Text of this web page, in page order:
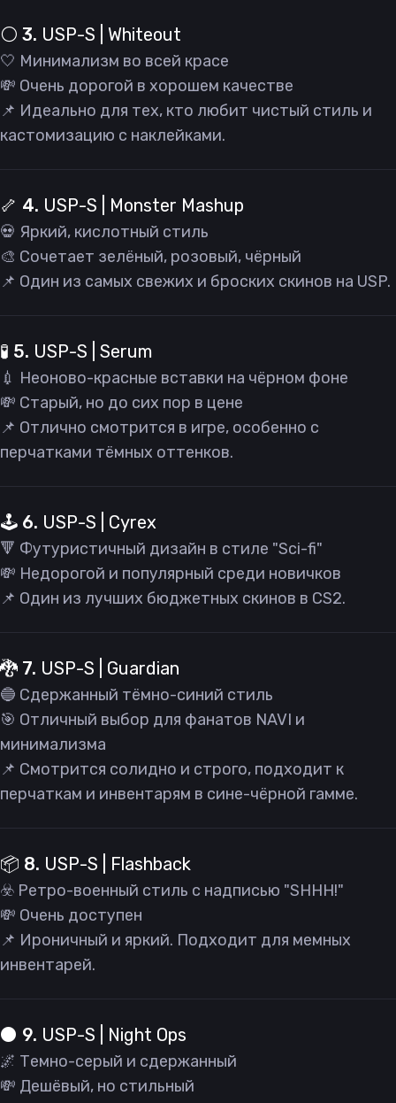
⚪️ 3. USP-S | Whiteout
🤍 Минимализм во всей красе
💸 Очень дорогой в хорошем качестве
📌 Идеально для тех, кто любит чистый стиль и
кастомизацию с наклейками.
🦴 4. USP-S | Monster Mashup
💀 Яркий, кислотный стиль
🎨 Сочетает зелёный, розовый, чёрный
📌 Один из самых свежих и броских скинов на USP.
🧪 5. USP-S | Serum
💉 Неоново-красные вставки на чёрном фоне
💸 Старый, но до сих пор в цене
📌 Отлично смотрится в игре, особенно с
перчатками тёмных оттенков.
🕹 6. USP-S | Cyrex
🔻 Футуристичный дизайн в стиле "Sci-fi"
💸 Недорогой и популярный среди новичков
📌 Один из лучших бюджетных скинов в CS2.
🐉 7. USP-S | Guardian
🔵 Сдержанный тёмно-синий стиль
🎯 Отличный выбор для фанатов NAVI и
минимализма
📌 Смотрится солидно и строго, подходит к
перчаткам и инвентарям в сине-чёрной гамме.
📦 8. USP-S | Flashback
☣️ Ретро-военный стиль с надписью "SHHH!"
💸 Очень доступен
📌 Ироничный и яркий. Подходит для мемных
инвентарей.
⚫️ 9. USP-S | Night Ops
🌌 Темно-серый и сдержанный
💸 Дешёвый, но стильный